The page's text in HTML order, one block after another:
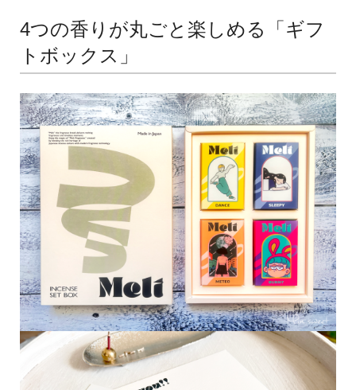
4つの香りが丸ごと楽しめる「ギフ
トボックス」